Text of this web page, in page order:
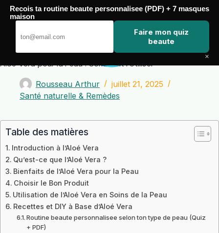
Passer
contenu
Aloé Vera pour la Peau : Comment l’Utiliser
Rousseau Arthur
juillet 21, 2025
Santé naturelle & Remèdes
Table des matières
Introduction à l’Aloé Vera
Qu’est-ce que l’Aloé Vera ?
Bienfaits de l’Aloé Vera pour la Peau
Choisir le Bon Produit
Utilisation de l’Aloé Vera en Soins de la Peau
Recettes et DIY à Base d’Aloé Vera
Routine beaute personnalisee selon ton type de peau (Quiz
+ PDF)
Recois ta routine beaute personnalisee (PDF) + 7 masques
maison
Faire mon quiz
beaute
×